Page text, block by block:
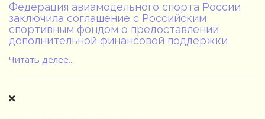
Федерация авиамодельного спорта России
заключила соглашение с Российским
спортивным фондом о предоставлении
дополнительной финансовой поддержки
Читать делее...